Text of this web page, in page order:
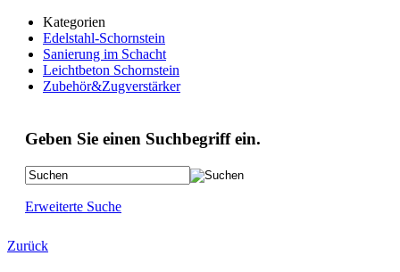
Kategorien
Edelstahl-Schornstein
Sanierung im Schacht
Leichtbeton Schornstein
Zubehör&Zugverstärker
Geben Sie einen Suchbegriff ein.
Erweiterte Suche
Zurück